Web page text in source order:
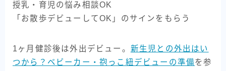
授乳・育児の悩み相談OK
「お散歩デビューしてOK」のサインをもらう
1ヶ月健診後は外出デビュー。 新生児との外出はい
つから？ベビーカー・抱っこ紐デビューの準備を参